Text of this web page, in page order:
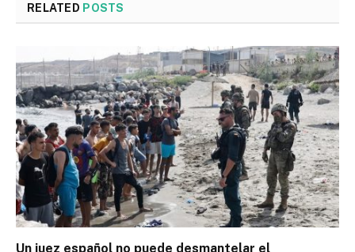
RELATED POSTS
Un juez español no puede desmantelar el